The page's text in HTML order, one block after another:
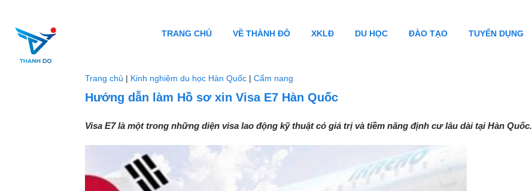
TRANG CHỦ VỀ THÀNH ĐÔ XKLĐ DU HỌC ĐÀO TẠO TUYỂN DỤNG
Trang chủ | Kinh nghiệm du học Hàn Quốc | Cẩm nang
Hướng dẫn làm Hồ sơ xin Visa E7 Hàn Quốc
Visa E7 là một trong những diện visa lao động kỹ thuật có giá trị và tiềm năng định cư lâu dài tại Hàn Quốc.